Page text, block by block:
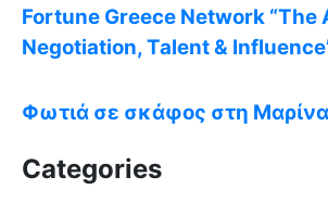
Fortune Greece Network “The
Negotiation, Talent &
Φωτιά σε σκάφος στη
Categories